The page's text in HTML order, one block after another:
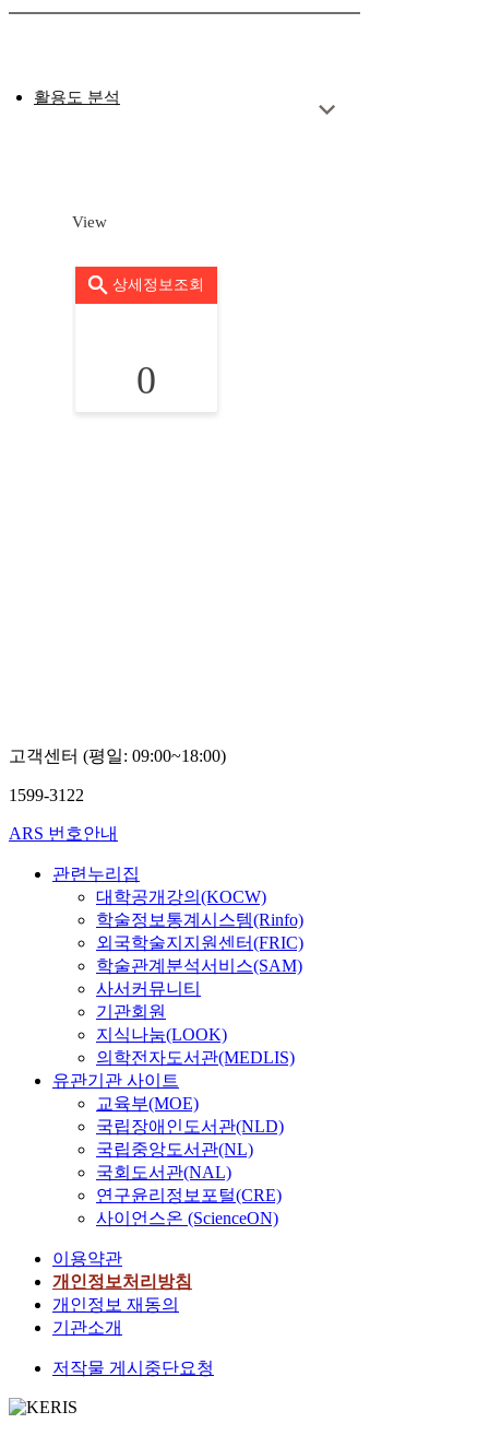
활용도 분석
View
상세정보조회
0
고객센터 (평일: 09:00~18:00)
1599-3122
ARS 번호안내
관련누리집
대학공개강의(KOCW)
학술정보통계시스템(Rinfo)
외국학술지지원센터(FRIC)
학술관계분석서비스(SAM)
사서커뮤니티
기관회원
지식나눔(LOOK)
의학전자도서관(MEDLIS)
유관기관 사이트
교육부(MOE)
국립장애인도서관(NLD)
국립중앙도서관(NL)
국회도서관(NAL)
연구윤리정보포털(CRE)
사이언스온 (ScienceON)
이용약관
개인정보처리방침
개인정보 재동의
기관소개
저작물 게시중단요청